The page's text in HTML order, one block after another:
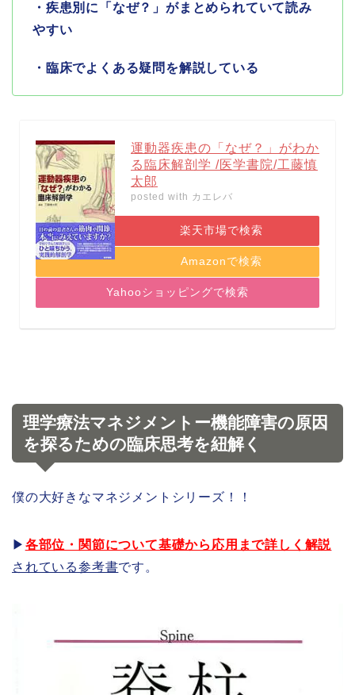
・疾患別に「なぜ？」がまとめられていて読み
やすい
・臨床でよくある疑問を解説している
運動器疾患の「なぜ？」がわか
る臨床解剖学 /医学書院/工藤慎
太郎
posted with カエレバ
楽天市場で検索
Amazonで検索
Yahooショッピングで検索
理学療法マネジメントー機能障害の原因
を探るための臨床思考を紐解く
僕の大好きなマネジメントシリーズ！！
▶︎ 各部位・関節について基礎から応用まで詳しく解説
されている参考書です。